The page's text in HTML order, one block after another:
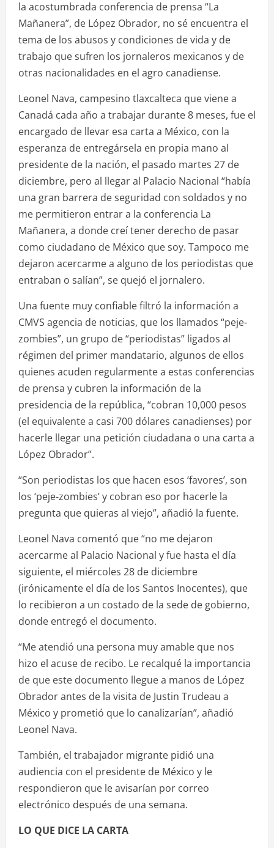
la acostumbrada conferencia de prensa “La
Mañanera”, de López Obrador, no sé encuentra el
tema de los abusos y condiciones de vida y de
trabajo que sufren los jornaleros mexicanos y de
otras nacionalidades en el agro canadiense.
Leonel Nava, campesino tlaxcalteca que viene a
Canadá cada año a trabajar durante 8 meses, fue el
encargado de llevar esa carta a México, con la
esperanza de entregársela en propia mano al
presidente de la nación, el pasado martes 27 de
diciembre, pero al llegar al Palacio Nacional “había
una gran barrera de seguridad con soldados y no
me permitieron entrar a la conferencia La
Mañanera, a donde creí tener derecho de pasar
como ciudadano de México que soy. Tampoco me
dejaron acercarme a alguno de los periodistas que
entraban o salían”, se quejó el jornalero.
Una fuente muy confiable filtró la información a
CMVS agencia de noticias, que los llamados “peje-
zombies”, un grupo de “periodistas” ligados al
régimen del primer mandatario, algunos de ellos
quienes acuden regularmente a estas conferencias
de prensa y cubren la información de la
presidencia de la república, “cobran 10,000 pesos
(el equivalente a casi 700 dólares canadienses) por
hacerle llegar una petición ciudadana o una carta a
López Obrador”.
“Son periodistas los que hacen esos ‘favores’, son
los ‘peje-zombies’ y cobran eso por hacerle la
pregunta que quieras al viejo”, añadió la fuente.
Leonel Nava comentó que “no me dejaron
acercarme al Palacio Nacional y fue hasta el día
siguiente, el miércoles 28 de diciembre
(irónicamente el día de los Santos Inocentes), que
lo recibieron a un costado de la sede de gobierno,
donde entregó el documento.
“Me atendió una persona muy amable que nos
hizo el acuse de recibo. Le recalqué la importancia
de que este documento llegue a manos de López
Obrador antes de la visita de Justin Trudeau a
México y prometió que lo canalizarían”, añadió
Leonel Nava.
También, el trabajador migrante pidió una
audiencia con el presidente de México y le
respondieron que le avisarían por correo
electrónico después de una semana.
LO QUE DICE LA CARTA